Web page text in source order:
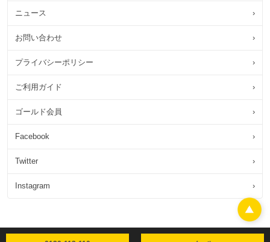
ニュース ›
お問い合わせ ›
プライバシーポリシー ›
ご利用ガイド ›
ゴールド会員 ›
Facebook ›
Twitter ›
Instagram ›